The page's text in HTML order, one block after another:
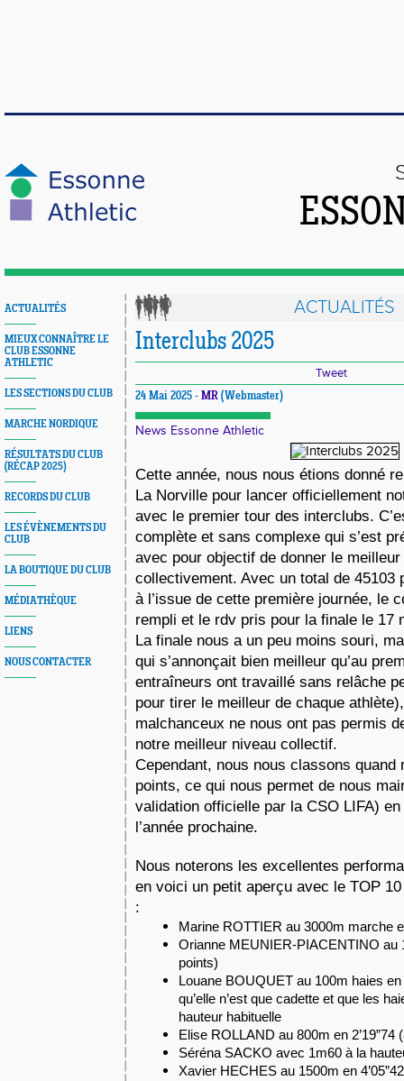
ACTUALITÉS
MIEUX CONNAÎTRE LE
CLUB ESSONNE
ATHLETIC
LES SECTIONS DU CLUB
MARCHE NORDIQUE
RÉSULTATS DU CLUB
(RÉCAP 2025)
RECORDS DU CLUB
LES ÉVÈNEMENTS DU
CLUB
LA BOUTIQUE DU CLUB
MÉDIATHÈQUE
LIENS
NOUS CONTACTER
ACTUALITÉS
Interclubs 2025
Tweet
24 Mai 2025 - MR (Webmaster)
News Essonne Athletic
Cette année, nous nous étions donné
La Norville pour lancer officiellement
avec le premier tour des interclubs.
complète et sans complexe qui s’est
avec pour objectif de donner le
collectivement. Avec un total de 45103
à l’issue de cette première journée, le
rempli et le rdv pris pour la finale le 17
La finale nous a un peu moins souri,
qui s’annonçait bien meilleur qu’au
entraîneurs ont travaillé sans relâche
pour tirer le meilleur de chaque
malchanceux ne nous ont pas permis
notre meilleur niveau collectif.
Cependant, nous nous classons quand
points, ce qui nous permet de nous
validation officielle par la CSO LIFA)
l’année prochaine.
Nous noterons les excellentes
en voici un petit aperçu avec le TOP
:
Marine ROTTIER au 3000m marche
Orianne MEUNIER-PIACENTINO au
points)
Louane BOUQUET au 100m haies
qu’elle n’est que cadette et que les
hauteur habituelle
Elise ROLLAND au 800m en 2’19”74
Séréna SACKO avec 1m60 à la
Xavier HECHES au 1500m en